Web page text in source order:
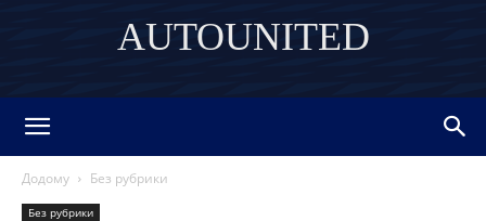
AUTOUNITED
Додому Без рубрики
Без рубрики